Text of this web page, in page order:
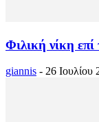
Φιλική νίκη
giannis - 26 Ιουλίου